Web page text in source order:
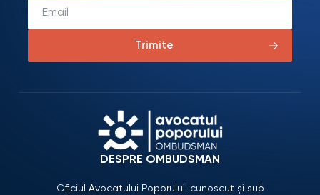
Trimite
DESPRE OMBUDSMAN
Oficiul Avocatului Poporului, cunoscut și sub